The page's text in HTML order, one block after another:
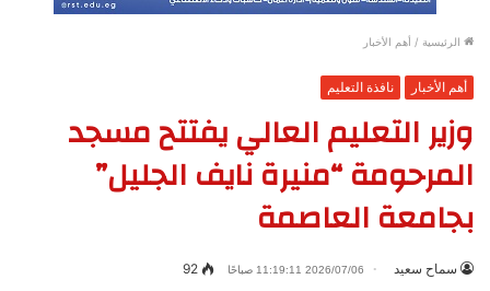
الرئيسية / أهم الأخبار
أهم الأخبار نافذة التعليم
وزير التعليم العالي يفتتح مسجد
المرحومة “منيرة نايف الجليل”
بجامعة العاصمة
سماح سعيد 2026/07/06 11:19:11 صباحًا 92